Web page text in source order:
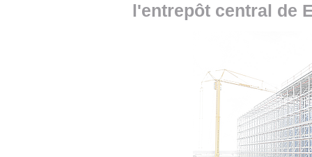
l'entrepôt central de